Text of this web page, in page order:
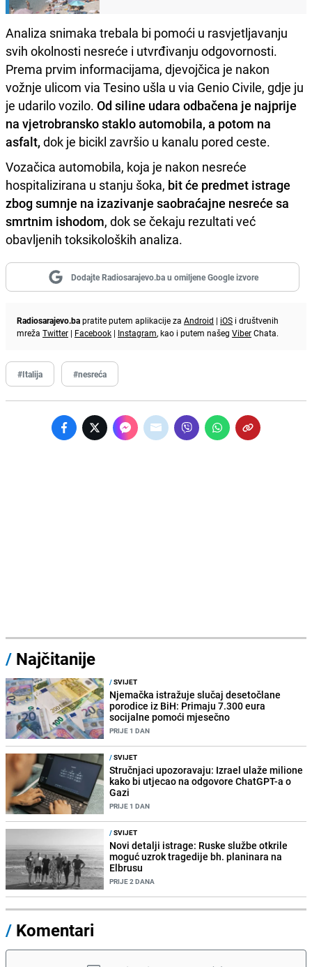
Analiza snimaka trebala bi pomoći u rasvjetljavanju
svih okolnosti nesreće i utvrđivanju odgovornosti.
Prema prvim informacijama, djevojčica je nakon
vožnje ulicom via Tesino ušla u via Genio Civile, gdje ju
je udarilo vozilo. Od siline udara odbačena je najprije
na vjetrobransko staklo automobila, a potom na
asfalt, dok je bicikl završio u kanalu pored ceste.
Vozačica automobila, koja je nakon nesreće
hospitalizirana u stanju šoka, bit će predmet istrage
zbog sumnje na izazivanje saobraćajne nesreće sa
smrtnim ishodom, dok se čekaju rezultati već
obavljenih toksikoloških analiza.
Dodajte Radiosarajevo.ba u omiljene Google izvore
Radiosarajevo.bapratite putem aplikacije za Android | iOS i društvenih
mreža Twitter | Facebook | Instagram, kao i putem našeg ViberChata.
#Italija #nesreća
/ Najčitanije
/SVIJET
Njemačka istražuje slučaj desetočlane
porodice iz BiH: Primaju 7.300 eura
socijalne pomoći mjesečno
PRIJE 1 DAN
/SVIJET
Stručnjaci upozoravaju: Izrael ulaže milione
kako bi utjecao na odgovore ChatGPT-a o
Gazi
PRIJE 1 DAN
/SVIJET
Novi detalji istrage: Ruske službe otkrile
moguć uzrok tragedije bh. planinara na
Elbrusu
PRIJE 2 DANA
/ Komentari